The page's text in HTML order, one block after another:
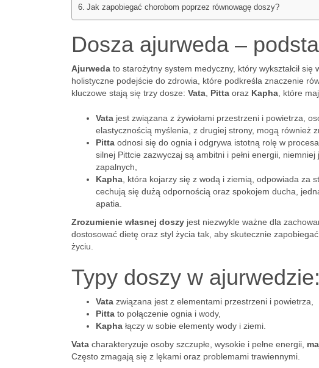
Jak zapobiegać chorobom poprzez równowagę doszy?
Dosza ajurweda –
Ajurweda to starożytny system medyczny, który wykształcił
holistyczne podejście do zdrowia, które podkreśla znaczenie
kluczowe stają się trzy dosze: Vata Pitta oraz Kapha , które
Vata jest związana z żywiołami przestrzeni i powietrza,
elastycznością myślenia, z drugiej strony, mogą również
Pitta odnosi się do ognia i odgrywa istotną rolę w
silnej Pittcie zazwyczaj są ambitni i pełni energii,
zapalnych,
Kapha , która kojarzy się z wodą i ziemią, odpowiada za
cechują się dużą odpornością oraz spokojem ducha,
apatia.
Zrozumienie własnej doszy jest niezwykle ważne dla
dostosować dietę oraz styl życia tak, aby skutecznie
życiu.
Typy doszy w
Vata związana jest z elementami przestrzeni i powietrza,
Pitta to połączenie ognia i wody,
Kapha łączy w sobie elementy wody i ziemi.
Vata charakteryzuje osoby szczupłe, wysokie i pełne energii,
Często zmagają się z lękami oraz problemami trawiennymi.